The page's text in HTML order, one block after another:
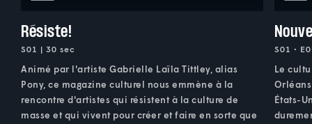
Résiste!
S01 | 30 sec
Animé par l'artiste Gabrielle Laïla Tittley, alias
Pony, ce magazine culturel nous emmène à la
rencontre d'artistes qui résistent à la culture de
masse et qui vivent pour créer et faire en sorte que
S01 •
Le
États-